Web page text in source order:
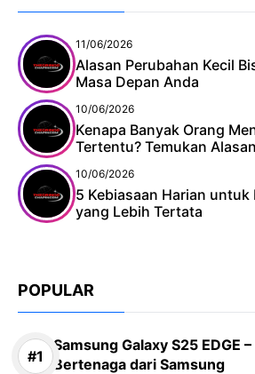
11/06/2026
Alasan Perubahan Kecil
Masa Depan Anda
10/06/2026
Kenapa Banyak Orang
Tertentu? Temukan
10/06/2026
5 Kebiasaan Harian
yang Lebih Tertata
POPULAR
Samsung Galaxy S25 EDGE
Bertenaga dari Samsung